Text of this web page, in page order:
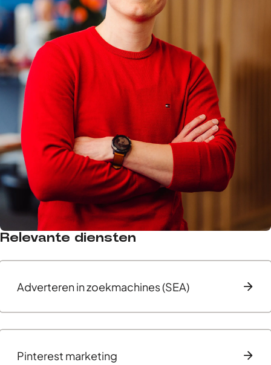
Relevante diensten
Adverteren in zoekmachines (SEA)
Pinterest marketing